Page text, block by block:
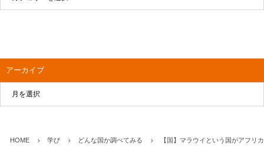
アーカイブ
HOME 学び どんな国か調べてみる 【国】マラウイという国がアフリ